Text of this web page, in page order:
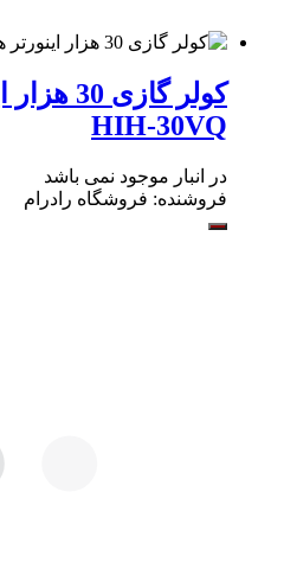
کولر
HIH-30VQ
در انبار موجود نمی باشد
فروشنده: فروشگاه رادرام